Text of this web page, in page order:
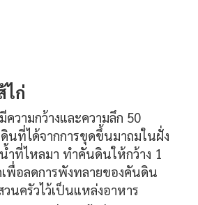
ไก่
วามกว้างและความลึก 50
นที่ได้จากการขุดขึ้นมาถมในฝั่ง
ำที่ไหลมา ทำคันดินให้กว้าง 1
พื่อลดการพังทลายของคันดิน
นครัวไว้เป็นแหล่งอาหาร